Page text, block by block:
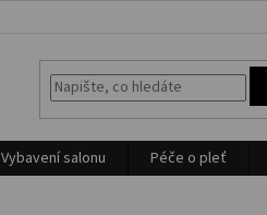
Vybavení salonu Péče o pleť